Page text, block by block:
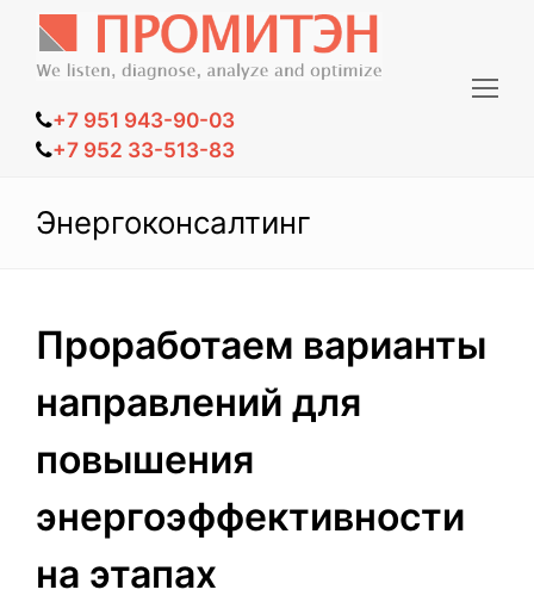
+7 951 943-90-03
+7 952 33-513-83
Энергоконсалтинг
Проработаем варианты
направлений для
повышения
энергоэффективности
на этапах